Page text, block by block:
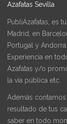
Azafatas Sevilla
PubliAzafatas, es
Madrid, en
Portugal y
Experiencia en
Azafatas y/o
la vía pública etc.
Además
resultado de tus
saber en todo